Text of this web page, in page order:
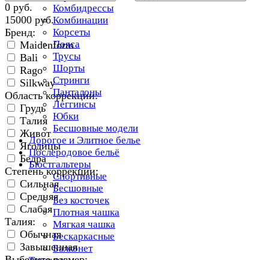
Комбидрессы
Комбинации
Корсеты
Пояса
Трусы
Шорты
Стринги
Панталоны
Леггинсы
Юбки
Бесшовные модели
Дорогое и Элитное белье
Послеродовое бельё
Бюстгальтеры
Спортивные
Бесшовные
Без косточек
Плотная чашка
Мягкая чашка
Бескаркасные
Балконет
0 руб.
15000 руб.
Бренд:
Maidenform
Bali
Rago
Silkway
Область коррекции:
Грудь
Талия
Живот
Ягодицы
Бедра
Степень коррекции:
Сильная
Средняя
Слабая
Талия:
Обычная
Завышенная